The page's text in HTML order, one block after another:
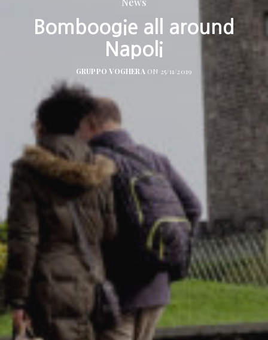
Bomboogie all around
Napoli
GRUPPO VOGHERA ON 25/11/2019